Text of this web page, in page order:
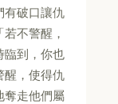
有破口讓仇
不警醒，
臨到，你也
醒，使得仇
奪走他們屬